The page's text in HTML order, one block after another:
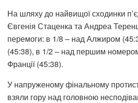
На шляху до найвищої сходинки
Євгенія Стаценка та Андреа
перемоги: в 1/8 – над Алжиром
(45:38), в 1/2 – над першим
Франції (45:38).
У напруженому фінальному
взяли гору над головною